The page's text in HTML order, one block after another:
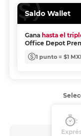
Saldo Wallet
Gana hasta el
Office Depot
1 punto = $1